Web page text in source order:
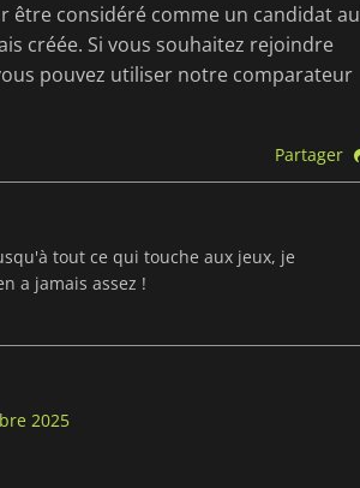
être considéré comme un candidat au
créée. Si vous souhaitez rejoindre
pouvez utiliser notre comparateur
Partager
tout ce qui touche aux jeux, je
a jamais assez !
2025